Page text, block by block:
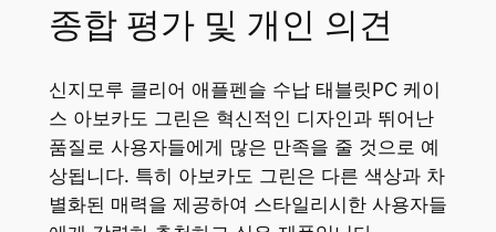
종합 평가 및 개인 의견
신지모루 클리어 애플펜슬 수납 태블릿PC 케이
스 아보카도 그린은 혁신적인 디자인과 뛰어난
품질로 사용자들에게 많은 만족을 줄 것으로 예
상됩니다. 특히 아보카도 그린은 다른 색상과 차
별화된 매력을 제공하여 스타일리시한 사용자들